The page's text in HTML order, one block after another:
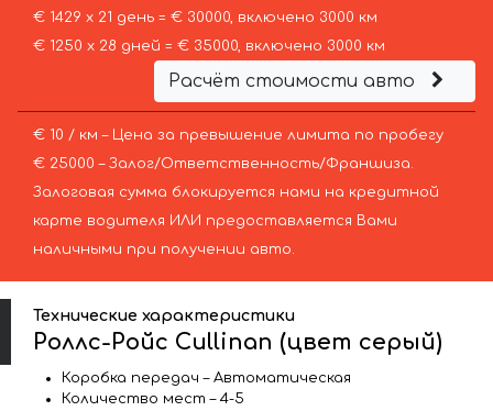
€ 1429 х 21 день = € 30000, включено 3000 км
€ 1250 х 28 дней = € 35000, включено 3000 км
Расчёт стоимости авто
€ 10 / км – Цена за превышение лимита по пробегу
€ 25000 – Залог/Ответственность/Франшиза.
Залоговая сумма блокируется нами на кредитной
карте водителя ИЛИ предоставляется Вами
наличными при получении авто.
Технические характеристики
Роллс-Ройс Cullinan (цвет серый)
Коробка передач – Автоматическая
Количество мест – 4-5